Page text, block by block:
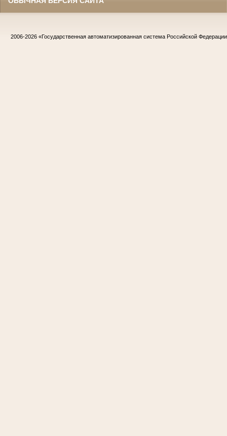
2006-2026 «Государственная автоматизированная система Российской